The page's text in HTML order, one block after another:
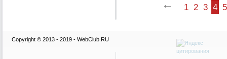
1 2 3 4 5
Copyright © 2013 - 2019 - WebClub.RU